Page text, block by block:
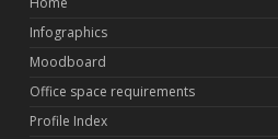
Infographics
Moodboard
Office space requirements
Profile Index